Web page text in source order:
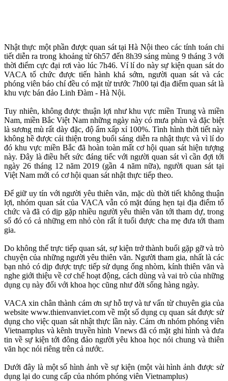
Nhật thực một phần được quan sát tại Hà Nội theo các tính toán chi
tiết diễn ra trong khoảng từ 6h57 đến 8h39 sáng mùng 9 tháng 3 với
thời điểm cực đại rơi vào lúc 7h46. Ví lí do này sự kiện quan sát do
VACA tổ chức được tiến hành khá sớm, người quan sát và các
phóng viên báo chí đều có mặt từ trước 7h00 tại địa điểm quan sát là
khu vực bán đảo Linh Đàm - Hà Nội.
Tuy nhiên, không được thuận lợi như khu vực miền Trung và miền
Nam, miền Bắc Việt Nam những ngày này có mưa phùn và đặc biệt
là sương mù rất dày đặc, độ ẩm xấp xỉ 100%. Tình hình thời tiết này
không hề được cải thiện trong buổi sáng diễn ra nhật thực và vì lí do
đó khu vực miền Bắc đã hoàn toàn mất cơ hội quan sát hiện tượng
này. Đây là điều hết sức đáng tiếc với người quan sát vì cần đợi tới
ngày 26 tháng 12 năm 2019 (gần 4 năm nữa), người quan sát tại
Việt Nam mới có cơ hội quan sát nhật thực tiếp theo.
Để giữ uy tín với người yêu thiên văn, mặc dù thời tiết không thuận
lợi, nhóm quan sát của VACA vẫn có mặt đúng hẹn tại địa điểm tổ
chức và đã có dịp gặp nhiều người yêu thiên văn tới tham dự, trong
số đó có cả những em nhỏ còn rất ít tuổi được cha mẹ đưa tới tham
gia.
Do không thể trực tiếp quan sát, sự kiện trở thành buổi gặp gỡ và trò
chuyện của những người yêu thiên văn. Người tham gia, nhất là các
bạn nhỏ có dịp được trực tiếp sử dụng ống nhòm, kính thiên văn và
nghe giới thiệu về cơ chế hoạt động, cách dùng và vai trò của những
dụng cụ này đối với khoa học cũng như đời sống hàng ngày.
VACA xin chân thành cám ơn sự hỗ trợ và tư vấn từ chuyên gia của
website www.thienvanviet.com về một số dụng cụ quan sát được sử
dụng cho việc quan sát nhật thực lần này. Cám ơn nhóm phóng viên
Vietnamplus và kênh truyền hình Vnews đã có mặt ghi hình và đưa
tin về sự kiện tới đông đảo người yêu khoa học nói chung và thiên
văn học nói riêng trên cả nước.
Dưới đây là một số hình ảnh về sự kiện (một vài hình ảnh được sử
dụng lại do cung cấp của nhóm phóng viên Vietnamplus)